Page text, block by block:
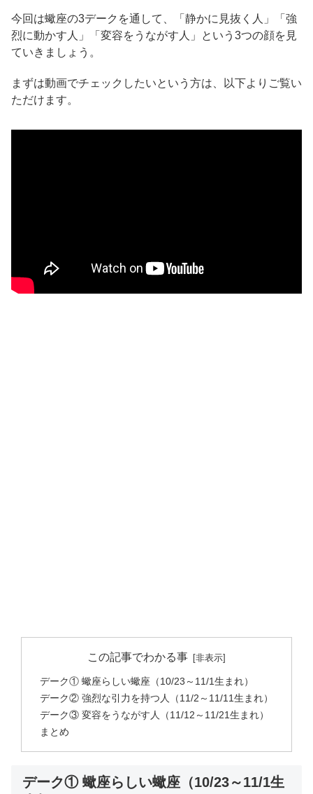
今回は蠍座の3デークを通して、「静かに見抜く人」「強
烈に動かす人」「変容をうながす人」という3つの顔を見
ていきましょう。
まずは動画でチェックしたいという方は、以下よりご覧い
ただけます。
この記事でわかる事
デーク① 蠍座らしい蠍座（10/23～11/1生まれ）
デーク② 強烈な引力を持つ人（11/2～11/11生まれ）
デーク③ 変容をうながす人（11/12～11/21生まれ）
まとめ
デーク① 蠍座らしい蠍座（10/23～11/1生